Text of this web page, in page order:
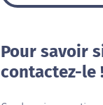
Pour savoir
contactez-le !